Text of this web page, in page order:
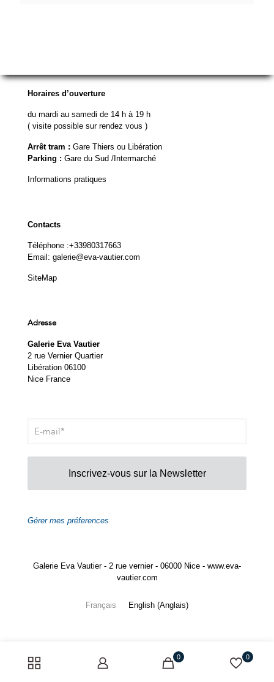
Horaires d’ouverture
du mardi au samedi de 14 h à 19 h
( visite possible sur rendez vous )
Arrêt tram : Gare Thiers ou Libération
Parking : Gare du Sud /Intermarché
Informations pratiques
Contacts
Téléphone :+33980317663
Email: galerie@eva-vautier.com
SiteMap
Adresse
Galerie Eva Vautier
2 rue Vernier Quartier
Libération 06100
Nice France
Inscrivez-vous sur la Newsletter
Gérer mes préferences
Galerie Eva Vautier - 2 rue vernier - 06000 Nice - www.eva-
vautier.com
Français English (Anglais)
0 0